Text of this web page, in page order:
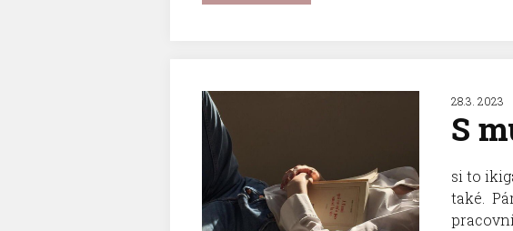
28.3. 2023
S
si to
také.